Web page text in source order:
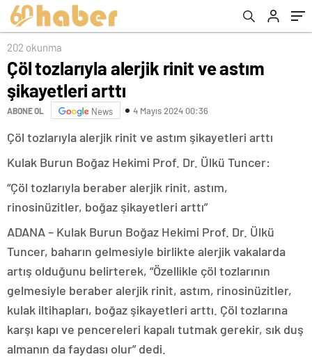
202 okunma
Çöl tozlarıyla alerjik rinit ve astım
şikayetleri arttı
ABONE OL News 4 Mayıs 2024 00:36
Çöl tozlarıyla alerjik rinit ve astım şikayetleri arttı
Kulak Burun Boğaz Hekimi Prof. Dr. Ülkü Tuncer:
“Çöl tozlarıyla beraber alerjik rinit, astım,
rinosinüzitler, boğaz şikayetleri arttı”
ADANA – Kulak Burun Boğaz Hekimi Prof. Dr. Ülkü
Tuncer, baharın gelmesiyle birlikte alerjik vakalarda
artış olduğunu belirterek, “Özellikle çöl tozlarının
gelmesiyle beraber alerjik rinit, astım, rinosinüzitler,
kulak iltihapları, boğaz şikayetleri arttı. Çöl tozlarına
karşı kapı ve pencereleri kapalı tutmak gerekir, sık duş
almanın da faydası olur” dedi.